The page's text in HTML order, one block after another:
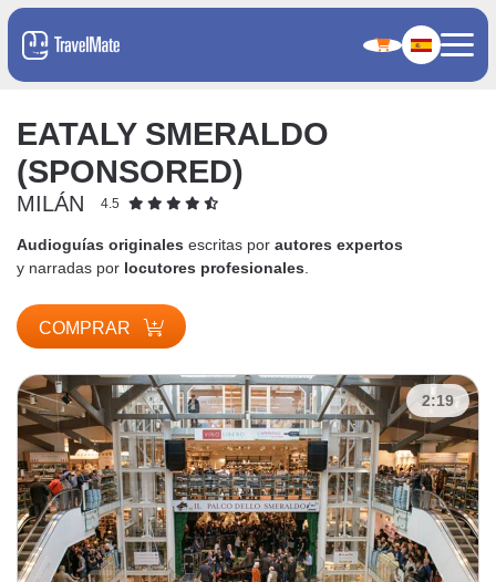
EATALY SMERALDO
(SPONSORED)
MILÁN 4.5
Audioguías originales escritas por autores expertos
y narradas por locutores profesionales
COMPRAR
2:19